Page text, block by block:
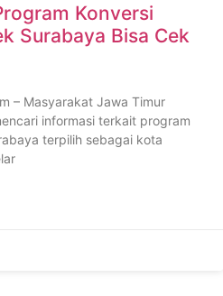
Konversi
Surabaya Bisa Cek
– Masyarakat Jawa Timur
informasi terkait program
terpilih sebagai kota